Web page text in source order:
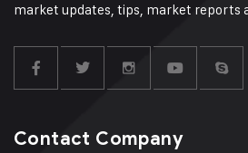
market updates, tips, market reports
Contact Company